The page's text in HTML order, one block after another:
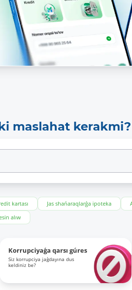
maslahat kerakmi?
kartası Jas shańaraqlarǵa ipoteka
alıw
Korrupciyaǵa qarsı gúres
Siz korrupciya jaǵdayına dus
keldiniz be?